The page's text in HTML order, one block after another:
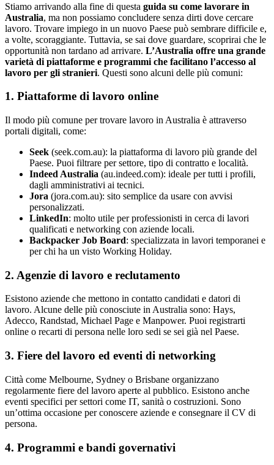
Stiamo arrivando alla fine di questa guida su come lavorare in
Australia, ma non possiamo concludere senza dirti dove cercare
lavoro. Trovare impiego in un nuovo Paese può sembrare difficile e,
a volte, scoraggiante. Tuttavia, se sai dove guardare, scoprirai che le
opportunità non tardano ad arrivare. L’Australia offre una grande
varietà di piattaforme e programmi che facilitano l’accesso al
lavoro per gli stranieri. Questi sono alcuni delle più comuni:
1. Piattaforme di lavoro online
Il modo più comune per trovare lavoro in Australia è attraverso
portali digitali, come:
Seek (seek.com.au): la piattaforma di lavoro più grande del
Paese. Puoi filtrare per settore, tipo di contratto e località.
Indeed Australia (au.indeed.com): ideale per tutti i profili,
dagli amministrativi ai tecnici.
Jora (jora.com.au): sito semplice da usare con avvisi
personalizzati.
LinkedIn: molto utile per professionisti in cerca di lavori
qualificati e networking con aziende locali.
Backpacker Job Board: specializzata in lavori temporanei e
per chi ha un visto Working Holiday.
2. Agenzie di lavoro e reclutamento
Esistono aziende che mettono in contatto candidati e datori di
lavoro. Alcune delle più conosciute in Australia sono: Hays,
Adecco, Randstad, Michael Page e Manpower. Puoi registrarti
online o recarti di persona nelle loro sedi se sei già nel Paese.
3. Fiere del lavoro ed eventi di networking
Città come Melbourne, Sydney o Brisbane organizzano
regolarmente fiere del lavoro aperte al pubblico. Esistono anche
eventi specifici per settori come IT, sanità o costruzioni. Sono
un’ottima occasione per conoscere aziende e consegnare il CV di
persona.
4. Programmi e bandi governativi